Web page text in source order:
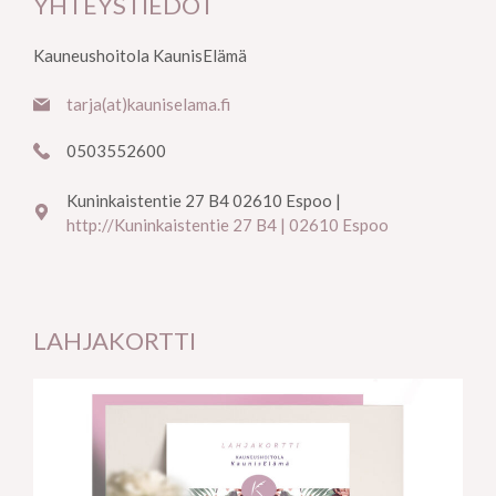
Kauneushoitola KaunisElämä
tarja(at)kauniselama.fi
0503552600
Kuninkaistentie 27 B4 02610 Espoo |
http://Kuninkaistentie 27 B4 | 02610 Espoo
LAHJAKORTTI